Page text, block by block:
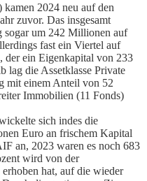
2024 neu auf den
zuvor. Das insgesamt
sogar um 242 Millionen auf
fast ein Viertel auf
der ein Eigenkapital von 233
lag die Assetklasse Private
mit einem Anteil von 52
Immobilien (11 Fonds)
sich indes die
Euro an frischem Kapital
an, 2023 waren es noch 683
wird von der
hat, auf die wieder